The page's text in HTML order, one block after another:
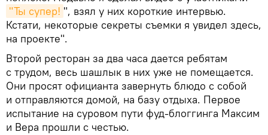
"Ты супер! ", взял у них короткие интервью.
Кстати, некоторые секреты съемки я увидел здесь,
на проекте".
Второй ресторан за два часа дается ребятам
с трудом, весь шашлык в них уже не помещается.
Они просят официанта завернуть блюдо с собой
и отправляются домой, на базу отдыха. Первое
испытание на суровом пути фуд-блоггинга Максим
и Вера прошли с честью.